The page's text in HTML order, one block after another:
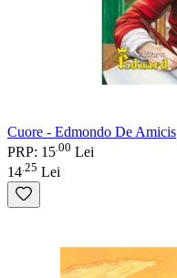
Cuore - Edmondo De Amicis
PRP: 15 00 Lei
14 25 Lei